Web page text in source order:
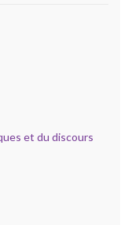
et du discours